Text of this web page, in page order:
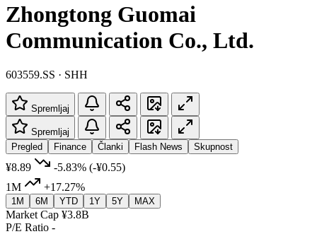
Zhongtong Guomai
Communication Co., Ltd.
603559.SS · SHH
Spremljaj
Spremljaj
Pregled
Finance Članki Flash News Skupnost
¥8.89 -5.83% (-¥0.55)
1M
+17.27%
1M 6M YTD 1Y 5Y MAX
Market Cap ¥3.8B
P/E Ratio -